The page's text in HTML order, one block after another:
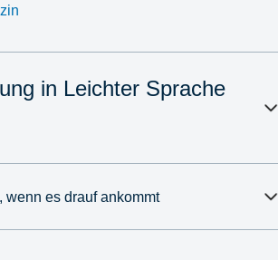
in Leichter Sprache
wenn es drauf ankommt